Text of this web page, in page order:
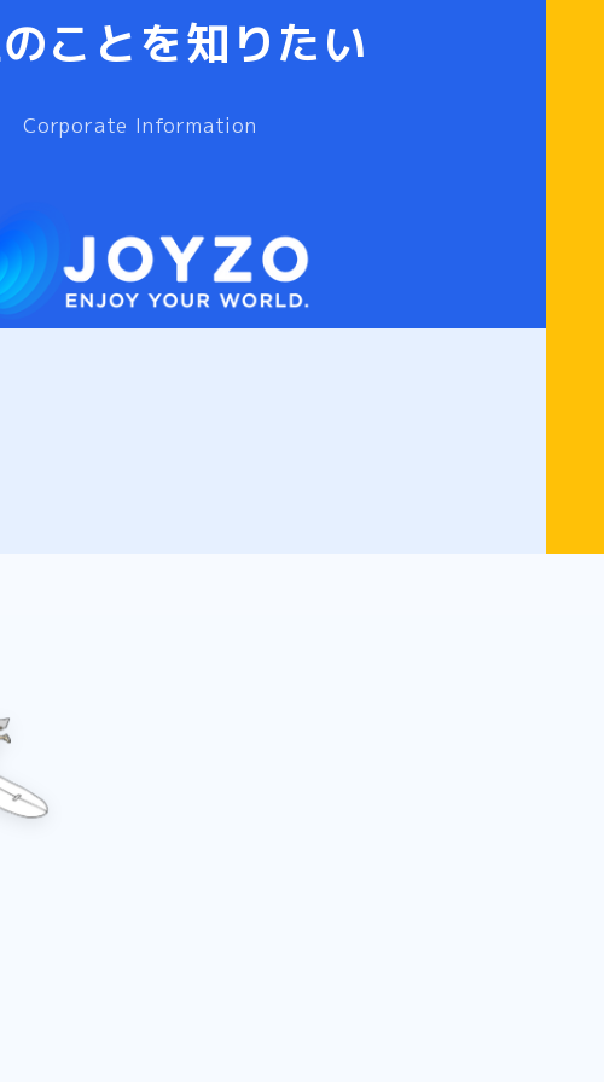
ことを知りたい
Corporate Information